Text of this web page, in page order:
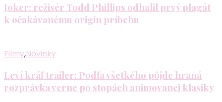
Joker: režisér Todd Phillips odhalil prvý plagát
k očakávanému origin príbehu
Filmy,Novinky
Leví kráľ trailer: Podľa všetkého pôjde hraná
rozprávka verne po stopách animovanej klasiky